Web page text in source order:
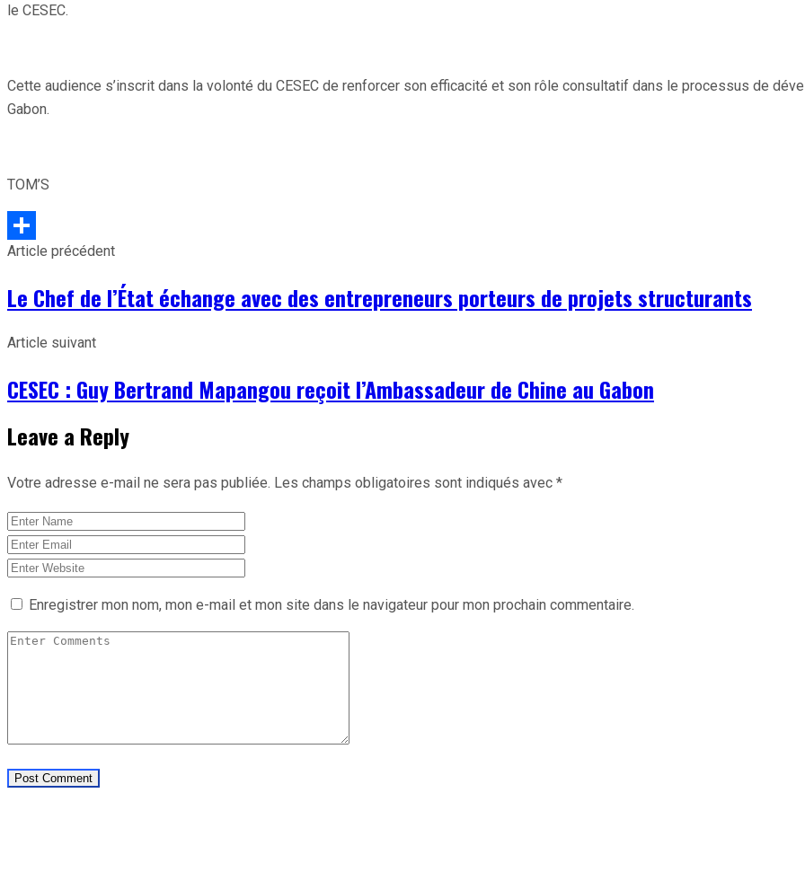
le CESEC.
Cette audience s’inscrit dans la volonté du CESEC de renforcer son efficacité et son rôle consultatif dans le processus de
Gabon.
TOM’S
Partager
Article précédent
Le Chef de l’État échange avec des entrepreneurs porteurs de projets structurants
Article suivant
CESEC : Guy Bertrand Mapangou reçoit l’Ambassadeur de Chine au Gabon
Leave a Reply
Votre adresse e-mail ne sera pas publiée. Les champs obligatoires sont indiqués avec *
Enregistrer mon nom, mon e-mail et mon site dans le navigateur pour mon prochain commentaire.